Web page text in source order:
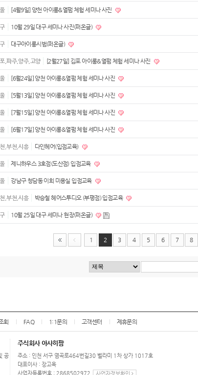
[4월9일] 양천 아이롱&열펌 체험 세미나 사진
10월 29일 대구 세미나 사진(퍼온글)
대구아이롱시범(퍼온글)
,파주,양주,고양 [2월27일] 김포 아이롱&열펌 체험 세미나 사진
[6월24일] 양천 아이롱&열펌 체험 세미나 사진
[5월13일] 양천 아이롱&열펌 체험 세미나 사진
[7월15일] 양천 아이롱&열펌 체험 세미나 사진
[6월17일] 양천 아이롱&열펌 체험 세미나 사진
,부천,시흥 다인헤어(입점교육)
제니하우스 3호점(도산점) 입점교육
강남구 청담동 이희 미용실 입점교육
,부천,시흥 박승철 헤어스투디오 (부평점) 입점교육
10월 25일 대구 세미나 현장(퍼온글)
1 2 3 4 5 6 7 8
회 FAQ 1:1문의 고객센터 제휴문의
공
주식회사 아사히팜
주소 : 인천 서구 염곡로464번길30 벨라미 1차 상가 1017호
대표이사 : 장고옥
사업자등록번호 : 2868502972
사업자정보확인